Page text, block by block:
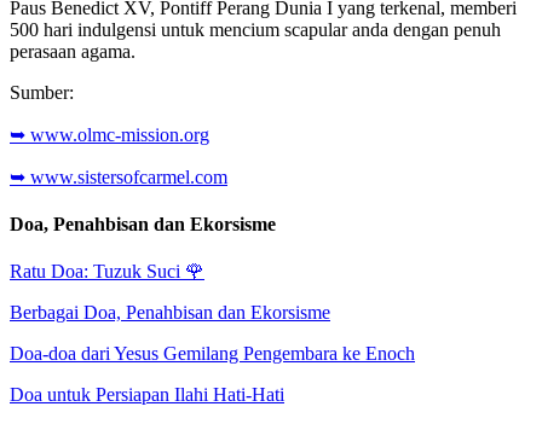
Paus Benedict XV, Pontiff Perang Dunia I yang terkenal, memberi
500 hari indulgensi untuk mencium scapular anda dengan penuh
perasaan agama.
Sumber:
➥ www.olmc-mission.org
➥ www.sistersofcarmel.com
Doa, Penahbisan dan Ekorsisme
Ratu Doa: Tuzuk Suci 🌹
Berbagai Doa, Penahbisan dan Ekorsisme
Doa-doa dari Yesus Gemilang Pengembara ke Enoch
Doa untuk Persiapan Ilahi Hati-Hati